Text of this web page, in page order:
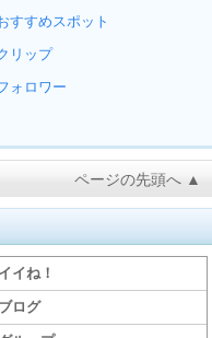
すすめスポット
リップ
ォロワー
ページの先頭へ ▲
イイね！
ブログ